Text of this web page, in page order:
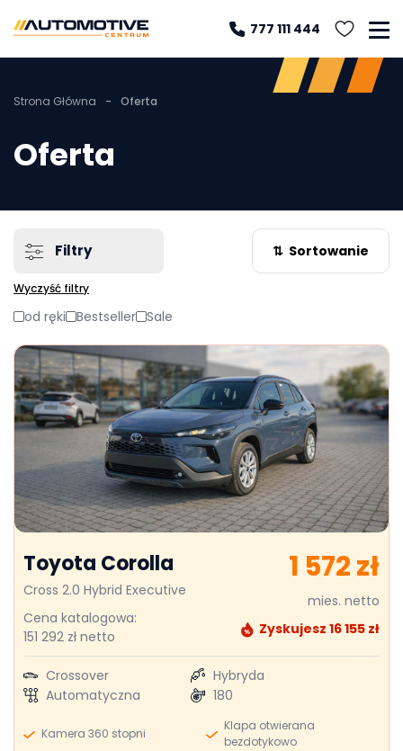
777 111 444
Strona Główna - Oferta
Oferta
⇅ Sortowanie
Filtry
Wyczyść filtry
od ręki Bestseller Sale
Toyota Corolla
Cross 2.0 Hybrid Executive
Cena katalogowa:
151 292 zł netto
1 572 zł
mies. netto
Zyskujesz 16 155 zł
Crossover
Hybryda
Automatyczna
180
Kamera 360 stopni
Klapa otwierana
bezdotykowo